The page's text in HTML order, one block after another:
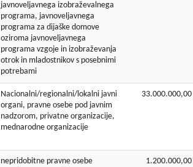
javnoveljavnega izobraževalnega
programa, javnoveljavnega
programa za dijaške domove
oziroma javnoveljavnega
programa vzgoje in izobraževanja
otrok in mladostnikov s posebnimi
potrebami
Nacionalni/regionalni/lokalni javni
organi, pravne osebe pod javnim
nadzorom, privatne organizacije,
mednarodne organizacije
33.000.000,00
nepridobitne pravne osebe
1.200.000,00